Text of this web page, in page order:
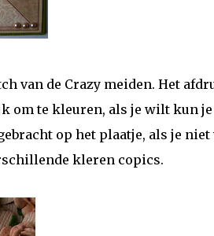
van de Crazy meiden. Het
om te kleuren, als je wilt kun
op het plaatje, als je
kleren copics.